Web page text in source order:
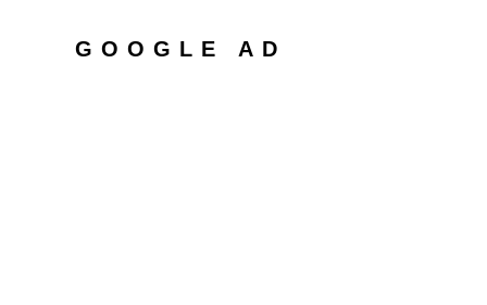
GOOGLE AD